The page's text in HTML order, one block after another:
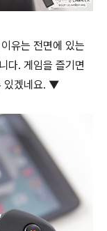
유는 전면에 있는
다. 게임을 즐기면
있겠네요. ▼